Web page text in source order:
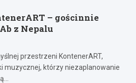
– gościnnie
z Nepalu
przestrzeni KontenerART,
muzycznej, którzy niezaplanowanie